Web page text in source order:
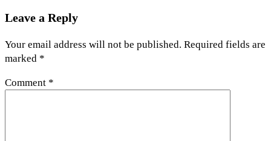
Leave a Reply
Your email address will not be published. Required fields are
marked *
Comment *